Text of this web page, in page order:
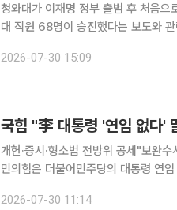
청와대가 이재명 정부 출범 후 처음으로 대규모 승
대 직원 68명이 승진했다는 보도와
2026-07-30 15:09
국힘 "李 대통령 '연임 없다'
개헌·증시·형소법 전방위 공세"보완
민의힘은 더불어민주당의 대통령 연
"현직 대통령을 포함한 연임 개헌 논
2026-07-30 11:14